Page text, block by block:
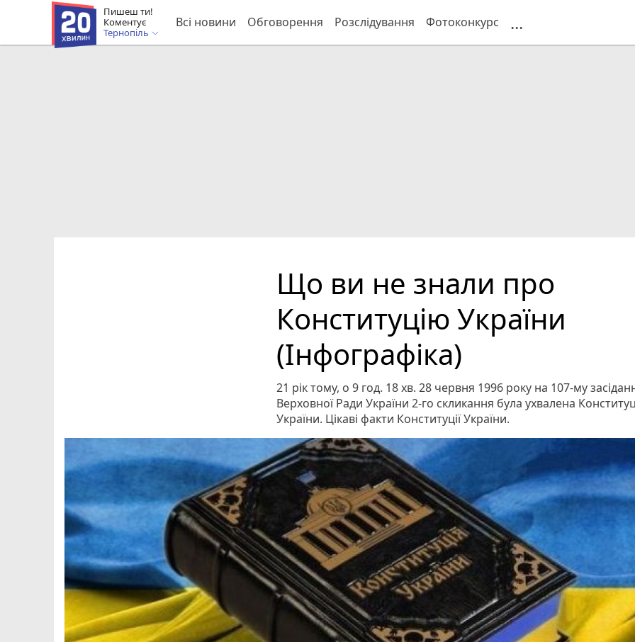
Пишеш ти!
Коментує
Тернопіль
Всі новини Обговорення Розслідування Фотоконкурс ...
Що ви не знали про
Конституцію України
(Інфографіка)
21 рік тому, о 9 год. 18 хв. 28 червня 1996 року на 107-му
Верховної Ради України 2-го скликання була ухвалена
України. Цікаві факти Конституції України.